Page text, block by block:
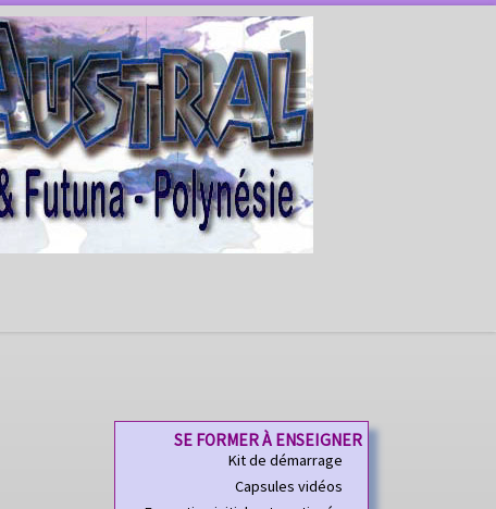
SE FORMER À ENSEIGNER
Kit de démarrage
Capsules vidéos